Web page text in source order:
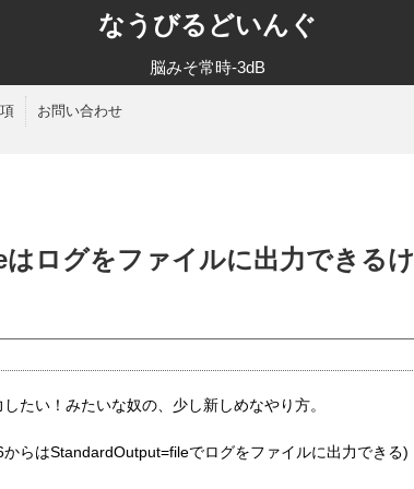
なうびるどいんぐ
脳みそ常時-3dB
お問い合わせ
ログをファイルに出力できるけ
たい！みたいな奴の、少し新しめなやり方。
らはStandardOutput=fileでログをファイルに出力できる)